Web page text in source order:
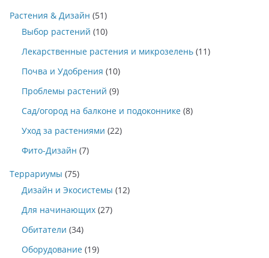
Растения & Дизайн (51)
Выбор растений (10)
Лекарственные растения и микрозелень (11)
Почва и Удобрения (10)
Проблемы растений (9)
Сад/огород на балконе и подоконнике (8)
Уход за растениями (22)
Фито-Дизайн (7)
Террариумы (75)
Дизайн и Экосистемы (12)
Для начинающих (27)
Обитатели (34)
Оборудование (19)